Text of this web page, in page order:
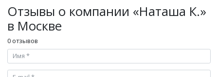
Отзывы о компании «Наташа К.»
в Москве
0 отзывов